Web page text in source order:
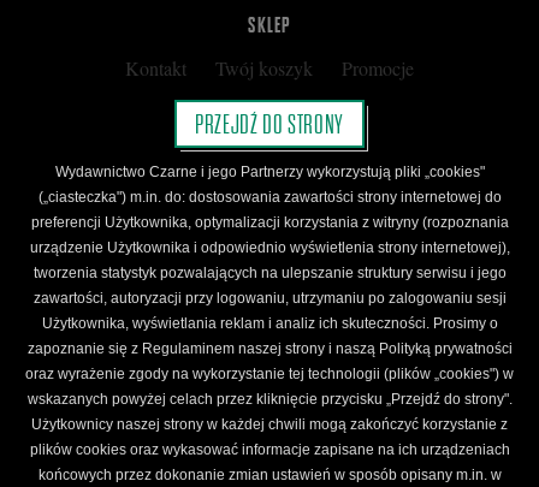
SKLEP
Kontakt Twój koszyk
Promocje
Kup kartę podarunkową
Nota prawna
Regulamin
Polityka prywatności
Regulamin Klubu Czarnego
Regulamin Karty Podarunkowej
ŚLEDŹ CZARNE
Facebook YouTube Instagram Newsletter
Wydawnictwo Czarne. Wszelkie prawa zastrzeżone. Projekt:Fajne Chłopaki,logo
wydawnictwa: Kamil Targosz.
PRZEJDŹ DO STRONY
Wydawnictwo Czarne i jego Partnerzy wykorzystują pliki „cookies"
(„ciasteczka") m.in. do: dostosowania zawartości strony internetowej do
preferencji Użytkownika, optymalizacji korzystania z witryny (rozpoznania
urządzenie Użytkownika i odpowiednio wyświetlenia strony internetowej),
tworzenia statystyk pozwalających na ulepszanie struktury serwisu i jego
zawartości, autoryzacji przy logowaniu, utrzymaniu po zalogowaniu sesji
Użytkownika, wyświetlania reklam i analiz ich skuteczności. Prosimy o
zapoznanie się z Regulaminem naszej strony i naszą Polityką prywatności
oraz wyrażenie zgody na wykorzystanie tej technologii (plików „cookies") w
wskazanych powyżej celach przez kliknięcie przycisku „Przejdź do strony".
Użytkownicy naszej strony w każdej chwili mogą zakończyć korzystanie z
plików cookies oraz wykasować informacje zapisane na ich urządzeniach
końcowych przez dokonanie zmian ustawień w sposób opisany m.in. w